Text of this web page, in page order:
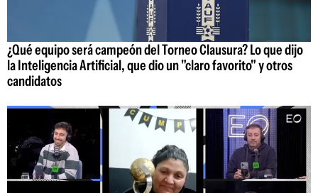
¿Qué equipo será campeón del Torneo Clausura? Lo que dijo
la Inteligencia Artificial, que dio un "claro favorito" y otros
candidatos